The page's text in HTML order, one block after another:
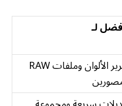
لـ
تحرير الألوان وملفات RAW